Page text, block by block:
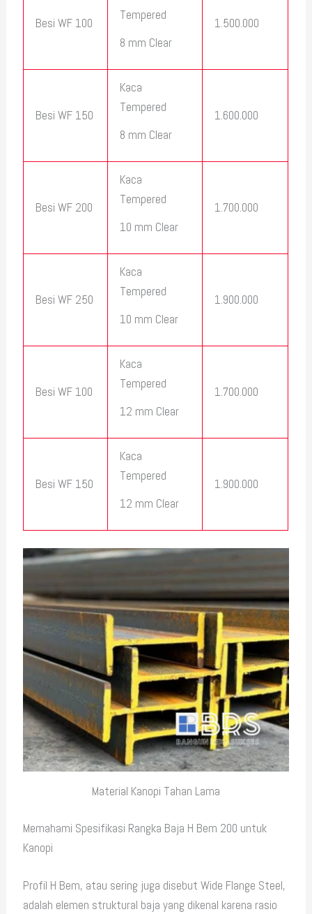
Besi WF 100
Tempered
8 mm Clear
1.500.000
Besi WF 150
Kaca
Tempered
8 mm Clear
1.600.000
Besi WF 200
Kaca
Tempered
10 mm Clear
1.700.000
Besi WF 250
Kaca
Tempered
10 mm Clear
1.900.000
Besi WF 100
Kaca
Tempered
12 mm Clear
1.700.000
Besi WF 150
Kaca
Tempered
12 mm Clear
1.900.000
Material Kanopi Tahan Lama
Memahami Spesifikasi Rangka Baja H Bem 200 untuk
Kanopi
Profil H Bem, atau sering juga disebut Wide Flange Steel,
adalah elemen struktural baja yang dikenal karena rasio